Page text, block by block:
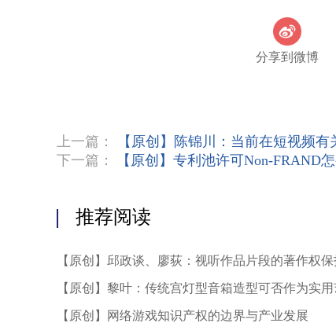
分享到微博
上一篇：
【原创】陈锦川：当前在短视频
下一篇：
【原创】专利池许可Non-FRAND
推荐阅读
【原创】邱政谈、廖荻：视听作品片段的著作权
【原创】黎叶：传统宫灯型音箱造型可否作为实
保护
【原创】网络游戏知识产权的边界与产业发展